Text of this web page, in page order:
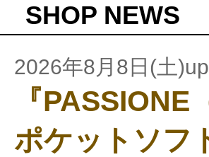
SHOP NEWS
2026年8月8日(土)up
『
ポケットソフ